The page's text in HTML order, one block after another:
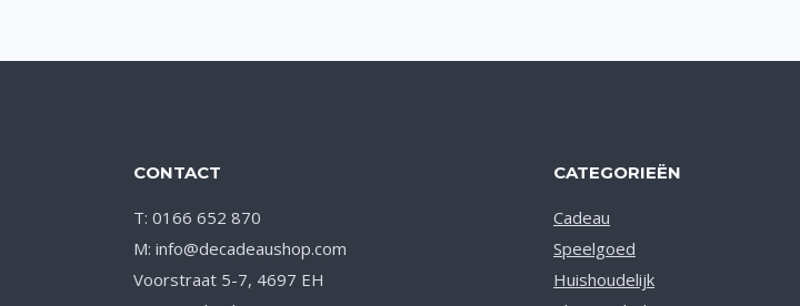
CONTACT
T: 0166 652 870
M: info@decadeaushop.com
Voorstraat 5-7, 4697 EH
CATEGORIEËN
Cadeau
Speelgoed
Huishoudelijk